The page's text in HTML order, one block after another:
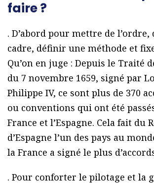
faire ?
. D’abord pour mettre de
cadre, définir une méthode et
Qu’on en juge : Depuis le Traité
du 7 novembre 1659, signé par
Philippe IV, ce sont plus de 370
ou conventions qui ont été
France et l’Espagne. Cela fait du
d’Espagne l’un des pays au
la France a signé le plus
. Pour conforter le pilotage et la